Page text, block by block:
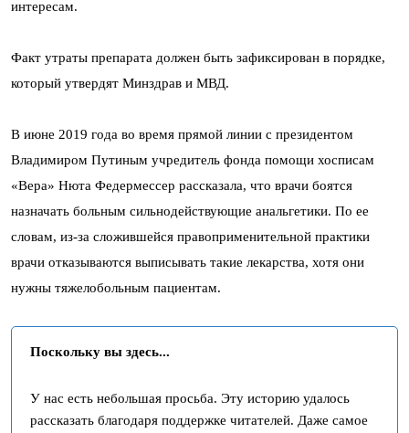
интересам.
Факт утраты препарата должен быть зафиксирован в порядке,
который утвердят Минздрав и МВД.
В июне 2019 года во время прямой линии с президентом
Владимиром Путиным учредитель фонда помощи хосписам
«Вера» Нюта Федермессер рассказала, что врачи боятся
назначать больным сильнодействующие анальгетики. По ее
словам, из-за сложившейся правоприменительной практики
врачи отказываются выписывать такие лекарства, хотя они
нужны тяжелобольным пациентам.
Поскольку вы здесь...
У нас есть небольшая просьба. Эту историю удалось
рассказать благодаря поддержке читателей. Даже самое